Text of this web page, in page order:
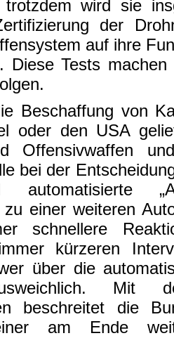
trotzdem wird sie
der
auf ihre
Diese Tests
Beschaffung von
oder den USA
Offensivwaffen
bei der
zu einer weiteren
schnellere
kürzeren
über die
Mit
beschreitet die
am Ende